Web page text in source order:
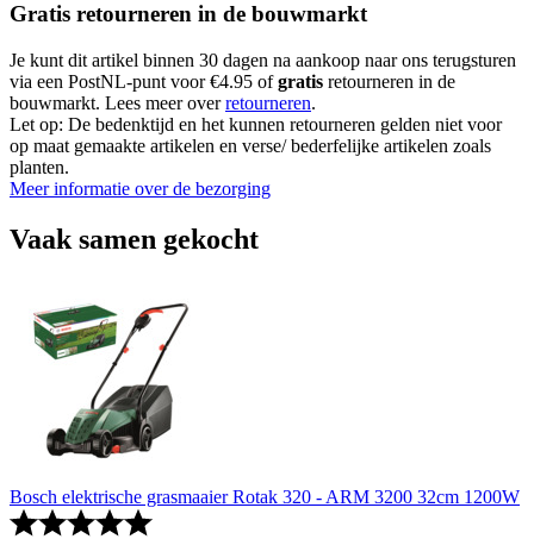
Gratis retourneren in de bouwmarkt
Je kunt dit artikel binnen 30 dagen na aankoop naar ons terugsturen
via een PostNL-punt voor €4.95 ofgratis retourneren in de
bouwmarkt. Lees meer overretourneren.
Let op: De bedenktijd en het kunnen retourneren gelden niet voor
op maat gemaakte artikelen en verse/ bederfelijke artikelen zoals
planten.
Meer informatie over de bezorging
Vaak samen gekocht
Bosch elektrische grasmaaier Rotak 320 - ARM 3200 32cm 1200W